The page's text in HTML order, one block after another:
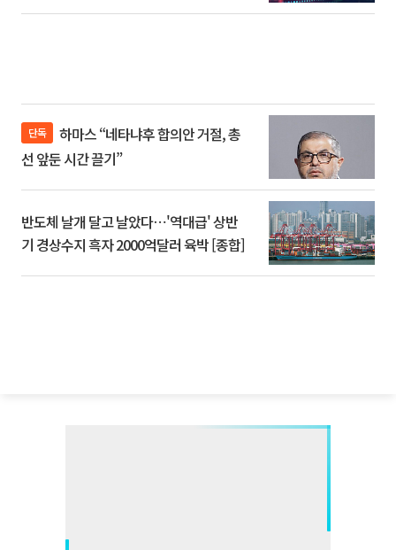
단독
선 앞둔 시간 끌기”
반도체 날개 달고 날았다⋯'역대급' 상반
기 경상수지 흑자 2000억달러 육박 [종합]